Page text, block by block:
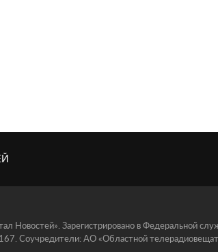
Зарегистрировано в Федеральной
Соучредители: АО «Областной